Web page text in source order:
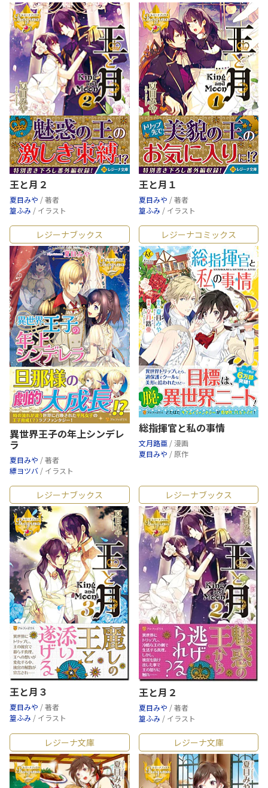
王と月２
夏目みや / 著者
篁ふみ / イラスト
王と月１
夏目みや / 著者
篁ふみ / イラスト
レジーナブックス
異世界王子の年上シンデレ
ラ
夏目みや / 著者
縹ヨツバ / イラスト
レジーナコミックス
総指揮官と私の事情
文月路亜 / 漫画
夏目みや / 原作
レジーナブックス
王と月３
夏目みや / 著者
篁ふみ / イラスト
レジーナブックス
王と月２
夏目みや / 著者
篁ふみ / イラスト
レジーナ文庫 レジーナ文庫